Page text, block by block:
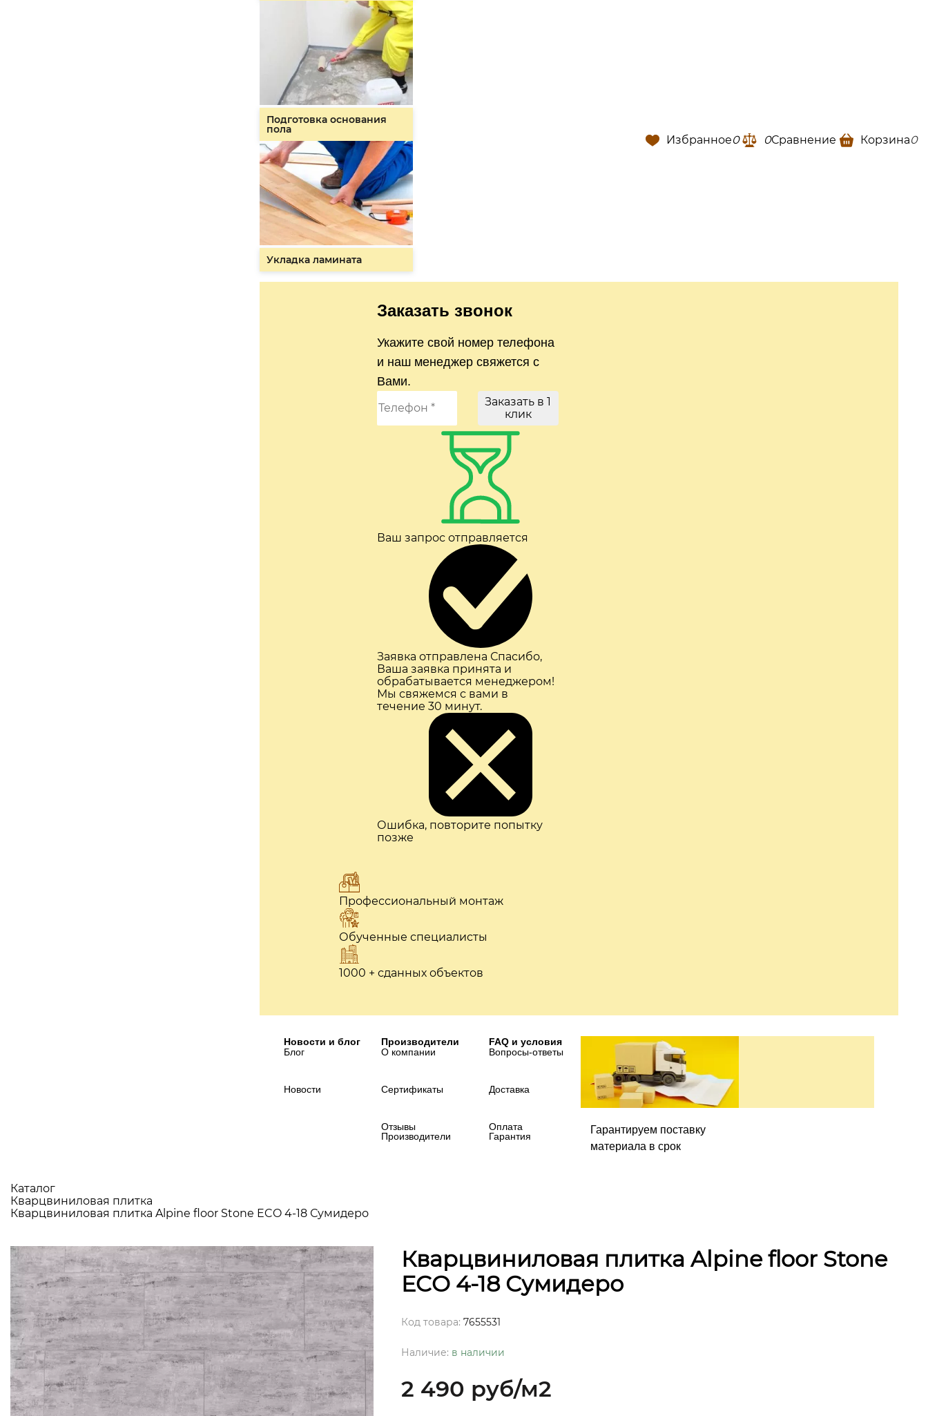
Подготовка основания
пола
Укладка ламината
Заказать звонок
Укажите свой номер телефона
и наш менеджер свяжется с
Вами.
Заказать в 1
клик
Ваш запрос отправляется
Заявка отправлена Спасибо,
Ваша заявка принята и
обрабатывается менеджером!
Мы свяжемся с вами в
течение 30 минут.
Ошибка, повторите попытку
позже
Профессиональный монтаж
Обученные специалисты
1000 + сданных объектов
Новости и блог
Блог
Новости
Производители
О компании
Сертификаты
Отзывы
Производители
FAQ и условия
Вопросы-ответы
Доставка
Оплата
Гарантия
Гарантируем поставку
материала в срок
Избранное0 0Сравнение Корзина0
Каталог
Кварцвиниловая плитка
Кварцвиниловая плитка Alpine floor Stone ECO 4-18 Сумидеро
Кварцвиниловая плитка Alpine floor Stone
ECO 4-18 Сумидеро
Код товара: 7655531
Наличие: в наличии
2 490 руб/м2